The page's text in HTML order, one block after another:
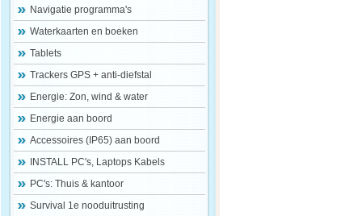
Navigatie programma's
Waterkaarten en boeken
Tablets
Trackers GPS + anti-diefstal
Energie: Zon, wind & water
Energie aan boord
Accessoires (IP65) aan boord
INSTALL PC's, Laptops Kabels
PC's: Thuis & kantoor
Survival 1e nooduitrusting